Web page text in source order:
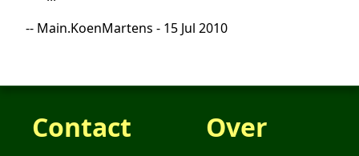
-- Main.KoenMartens - 15 Jul 2010
Contact Over